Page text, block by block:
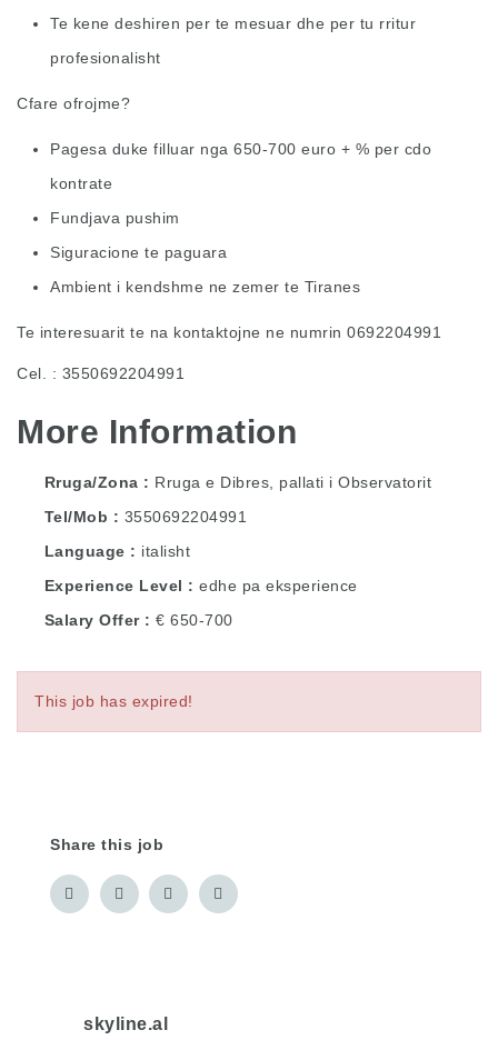
Te kene deshiren per te mesuar dhe per tu rritur
profesionalisht
Cfare ofrojme?
Pagesa duke filluar nga 650-700 euro + % per cdo
kontrate
Fundjava pushim
Siguracione te paguara
Ambient i kendshme ne zemer te Tiranes
Te interesuarit te na kontaktojne ne numrin 0692204991
Cel. : 3550692204991
More Information
Rruga/Zona
Rruga e Dibres, pallati i Observatorit
Tel/Mob
3550692204991
Language
italisht
Experience Level
edhe pa eksperience
Salary Offer
€ 650-700
This job has expired!
Share this job
skyline.al